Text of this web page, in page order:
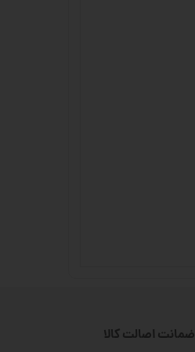
ضمانت اصالت کالا